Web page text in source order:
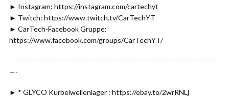
► Instagram: https://instagram.com/cartechyt
► Twitch: https://www.twitch.tv/CarTechYT
► CarTech-Facebook Gruppe:
https://www.facebook.com/groups/CarTechYT/
——————————————————————————————————
—-
► * GLYCO Kurbelwellenlager : https://ebay.to/2wrRNLj